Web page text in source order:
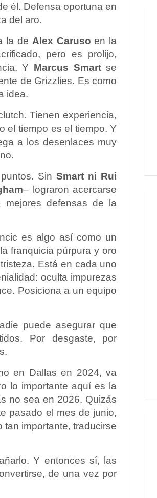
él. Defensa oportuna en
del aro.
la de Alex Caruso en la
pero es prolijo,
Y Marcus Smartse
de Grizzlies. Es como
idea.
Tienen experiencia,
el tiempo es el tiempo. Y
a los desenlaces muy
puntos. SinSmart ni Rui
– lograron acercarse
defensas de la
es algo así como un
franquicia púrpura y oro
Está en cada uno
oculta impurezas
Posiciona a un equipo
puede asegurar que
Por desgaste, por
en Dallas en 2024, va
lo importante aquí es la
no sea en 2026. Quizás
pasado el mes de junio,
importante, traducirse
Y entonces sí, las
de una vez por